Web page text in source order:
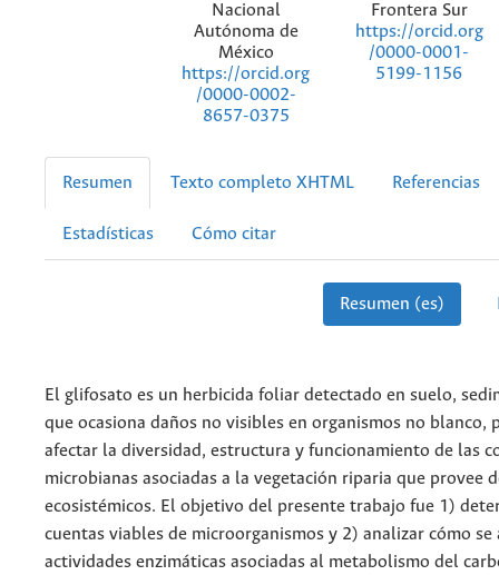
Nacional
Autónoma de
México
https://orcid.org
/0000-0002-
8657-0375
Frontera Sur
https://orcid.org
/0000-0001-
5199-1156
Resumen Texto completo XHTML Referencias
Estadísticas Cómo citar
Resumen (es)
El glifosato es un herbicida foliar detectado en suelo,
que ocasiona daños no visibles en organismos no blanco,
afectar la diversidad, estructura y funcionamiento de las
microbianas asociadas a la vegetación riparia que provee
ecosistémicos. El objetivo del presente trabajo fue 1)
cuentas viables de microorganismos y 2) analizar cómo se
actividades enzimáticas asociadas al metabolismo del